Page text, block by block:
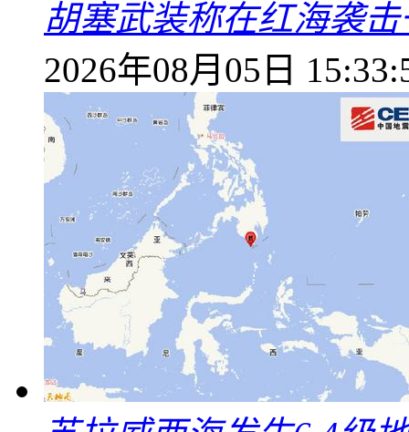
胡塞武装称在红海袭
2026年08月05日